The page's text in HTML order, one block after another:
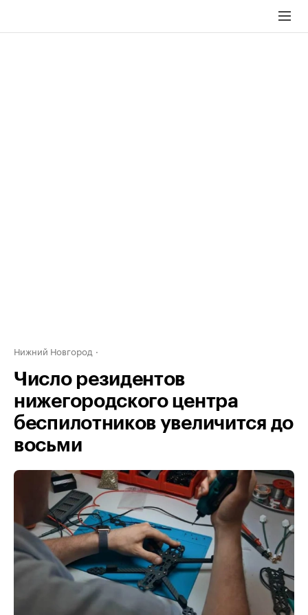
Нижний Новгород
Число резидентов
нижегородского центра
беспилотников увеличится до
восьми